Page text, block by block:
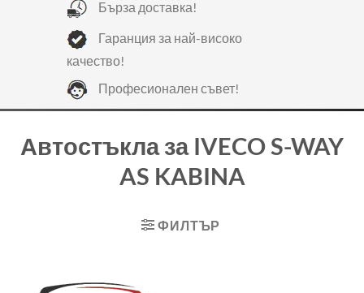
Бърза доставка!
Гаранция за най-високо
качество!
Професионален съвет!
Автостъкла за IVECO S-WAY
AS KABINA
ФИЛТЪР